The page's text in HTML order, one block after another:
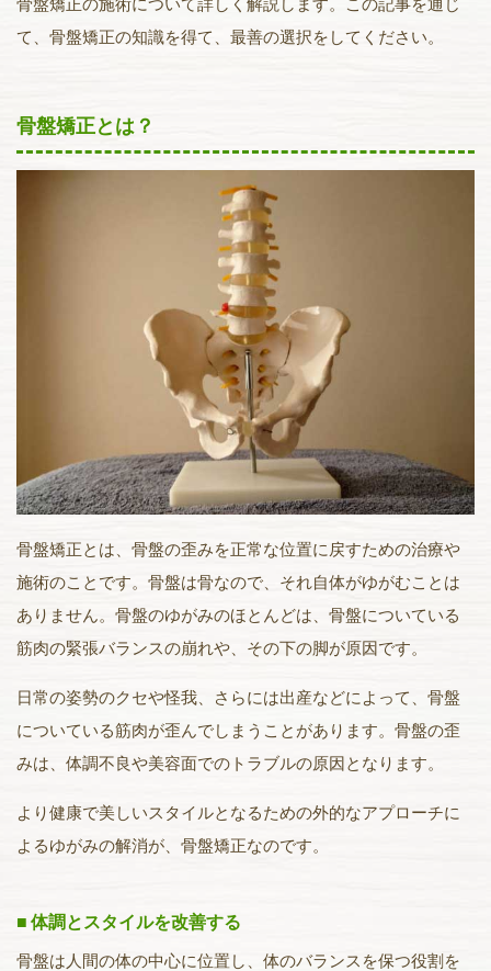
骨盤矯正の施術について詳しく解説します。この記事を通じ
て、骨盤矯正の知識を得て、最善の選択をしてください。
骨盤矯正とは？
骨盤矯正とは、骨盤の歪みを正常な位置に戻すための治療や
施術のことです。骨盤は骨なので、それ自体がゆがむことは
ありません。骨盤のゆがみのほとんどは、骨盤についている
筋肉の緊張バランスの崩れや、その下の脚が原因です。
日常の姿勢のクセや怪我、さらには出産などによって、骨盤
についている筋肉が歪んでしまうことがあります。骨盤の歪
みは、体調不良や美容面でのトラブルの原因となります。
より健康で美しいスタイルとなるための外的なアプローチに
よるゆがみの解消が、骨盤矯正なのです。
体調とスタイルを改善する
骨盤は人間の体の中心に位置し、体のバランスを保つ役割を